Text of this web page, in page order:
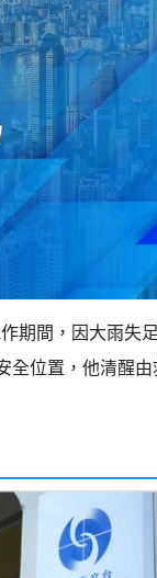
期間，因大雨失
全位置，他清醒由